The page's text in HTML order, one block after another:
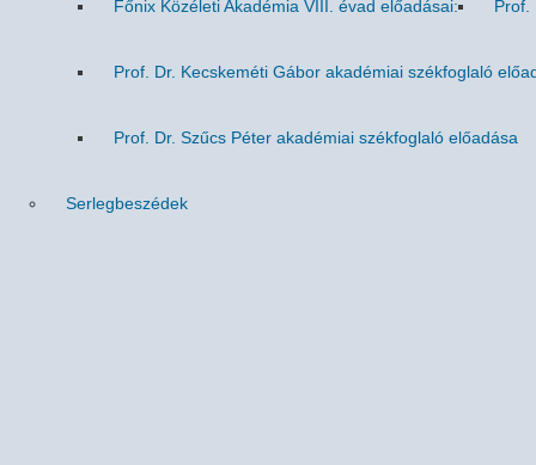
Főnix Közéleti Akadémia VIII. évad előadásai: Prof.
Prof. Dr. Kecskeméti Gábor akadémiai székfoglaló
Prof. Dr. Szűcs Péter akadémiai székfoglaló előadása
Serlegbeszédek